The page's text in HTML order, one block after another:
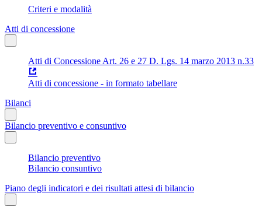
Criteri e modalità
Atti di concessione
Atti di Concessione Art. 26 e 27 D. Lgs. 14 marzo 2013 n.33
Atti di concessione - in formato tabellare
Bilanci
Bilancio preventivo e consuntivo
Bilancio preventivo
Bilancio consuntivo
Piano degli indicatori e dei risultati attesi di bilancio